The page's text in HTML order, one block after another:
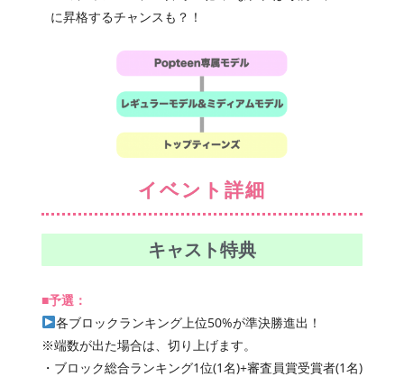
に昇格するチャンスも？！
イベント詳細
キャスト特典
■予選：
各ブロックランキング上位50%が準決勝進出！
※端数が出た場合は、切り上げます。
・ブロック総合ランキング1位(1名)+審査員賞受賞者(1名)